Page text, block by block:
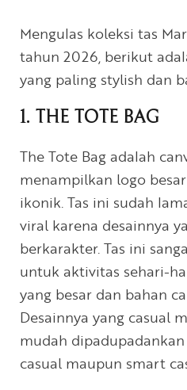
Mengulas koleksi tas
tahun 2026, berikut
yang paling stylish dan
1. THE TOTE BAG
The Tote Bag adalah
menampilkan logo
ikonik. Tas ini sudah
viral karena desainnya
berkarakter. Tas ini
untuk aktivitas sehari-
yang besar dan bahan
Desainnya yang casual
mudah
casual maupun smart